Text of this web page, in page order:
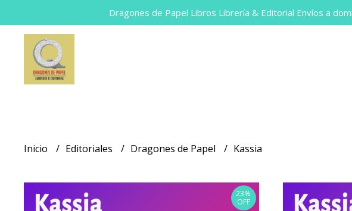
Dragones de Papel Libros Librería & Editorial Envíos a
Inicio Editoriales Dragones de Papel Kassia
23%
OFF